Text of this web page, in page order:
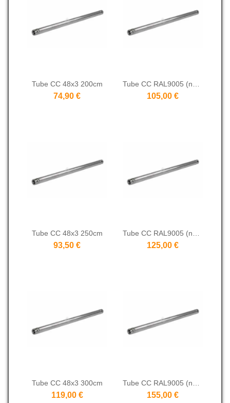
Tube CC 48x3 200cm
74,90 € 105,00 €
Tube CC 48x3 250cm
93,50 €
Tube CC RAL9005 (noir) 48x3 250cm
125,00 €
Tube CC 48x3 300cm
119,00 € 155,00 €